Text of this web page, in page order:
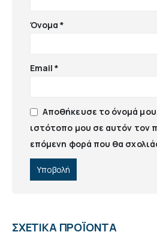
Όνομα*
Email*
Αποθήκευσε το όνομά
ιστότοπο μου σε αυτόν τον
επόμενη φορά που θα
ΣΧΕΤΙΚΆ ΠΡΟΪΌΝΤΑ